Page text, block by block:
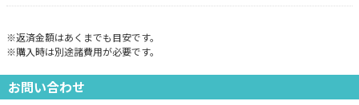
※返済金額はあくまでも目安です。
※購入時は別途諸費用が必要です。
お問い合わせ